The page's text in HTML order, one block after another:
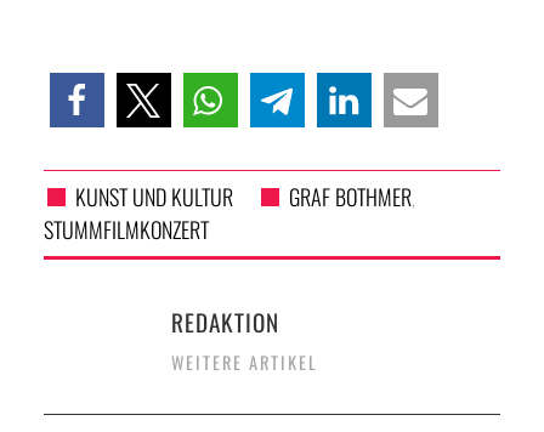
KUNST UND KULTUR GRAF BOTHMER,
STUMMFILMKONZERT
REDAKTION
WEITERE ARTIKEL